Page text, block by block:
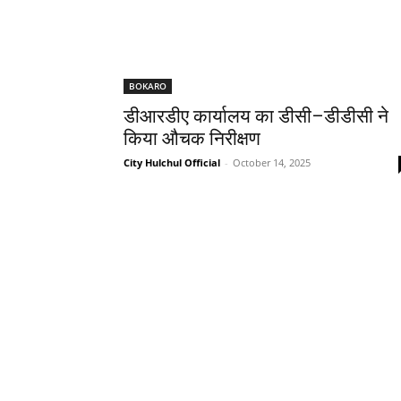
BOKARO
डीआरडीए कार्यालय का डीसी–डीडीसी ने
किया औचक निरीक्षण
City Hulchul Official - October 14, 2025